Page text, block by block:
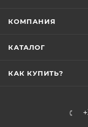
КОМПАНИЯ
КАТАЛОГ
КАК КУПИТЬ?